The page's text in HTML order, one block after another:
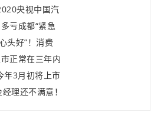
央视中国汽
亏成都“紧急
头好”！消费
正常在三年内
年3月初将上市
理还不满意！